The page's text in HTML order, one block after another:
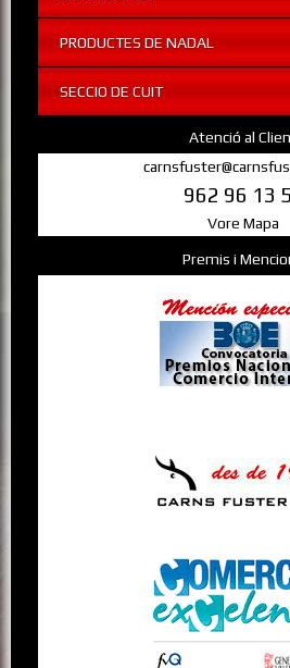
PRODUCTES DE NADAL
SECCIO DE CUIT
Atenció al
962 96 13
Vore Mapa
Premis i